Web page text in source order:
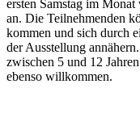
ersten Samstag im
an. Die Teilnehmenden
kommen und sich durch
der Ausstellung
zwischen 5 und 12
ebenso willkommen.